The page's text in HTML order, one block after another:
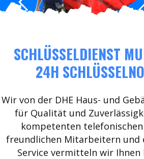
SCHLÜSSELDIENST
24H
Wir von der DHE Haus- und
für Qualität und
kompetenten
freundlichen Mitarbeitern und
Service vermitteln wir Ihnen